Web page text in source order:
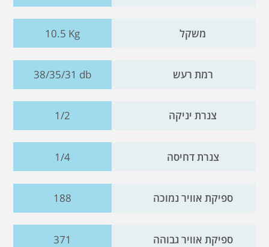
משקל 10.5 Kg
רמת רעש 38/35/31 db
צנרת יניקה 1/2
צנרת דחיסה 1/4
ספיקת אוויר נמוכה 188
ספיקת אוויר גבוהה 371